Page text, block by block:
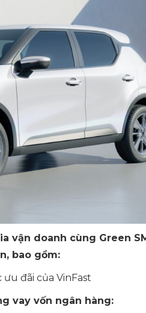
vận doanh cùng Green
bao gồm:
đãi của VinFast
vay vốn ngân hàng: